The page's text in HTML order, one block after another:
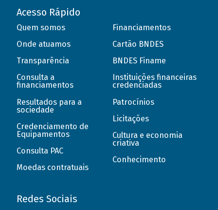
Acesso Rápido
Quem somos
Onde atuamos
Transparência
Consulta a
financiamentos
Resultados para a
sociedade
Credenciamento de
Equipamentos
Consulta PAC
Moedas contratuais
Financiamentos
Cartão BNDES
BNDES Finame
Instituições financeiras
credenciadas
Patrocínios
Licitações
Cultura e economia
criativa
Conhecimento
Redes Sociais